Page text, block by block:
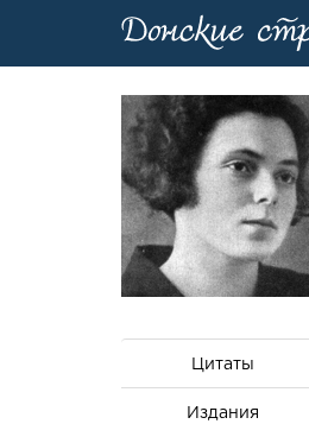
Цитаты
Издания